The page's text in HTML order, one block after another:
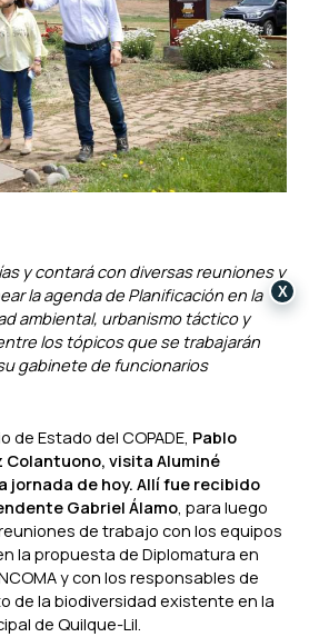
y contará con diversas reuniones y
la agenda de Planificación en la
ambiental, urbanismo táctico y
los tópicos que se trabajarán
gabinete de funcionarios
de Estado del COPADE, Pablo
visita Aluminé
jornada de hoy. Allí fue recibido
Gabriel Álamo, para luego
de trabajo con los equipos
la propuesta de Diplomatura en
y con los responsables de
de la biodiversidad existente en la
de Quilque-Lil.
X